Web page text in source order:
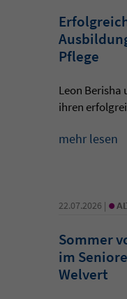
Pflege
Leon Berisha
ihren
mehr lesen
22.07.2026 | •
Sommer
im
Welvert